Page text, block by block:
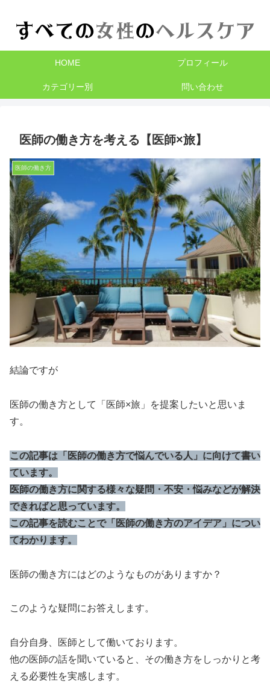
HOME プロフィール
カテゴリー別 問い合わせ
医師の働き方を考える【医師×旅】
医師の働き方
結論ですが
医師の働き方として「医師×旅」を提案したいと思いま
す。
この記事は「医師の働き方で悩んでいる人」に向けて書い
ています。
医師の働き方に関する様々な疑問・不安・悩みなどが解決
できればと思っています。
この記事を読むことで「医師の働き方のアイデア」につい
てわかります。
医師の働き方にはどのようなものがありますか？
このような疑問にお答えします。
自分自身、医師として働いております。
他の医師の話を聞いていると、その働き方をしっかりと考
える必要性を実感します。